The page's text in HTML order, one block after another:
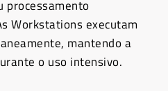
processamento
Workstations executam
mantendo a
o uso intensivo.